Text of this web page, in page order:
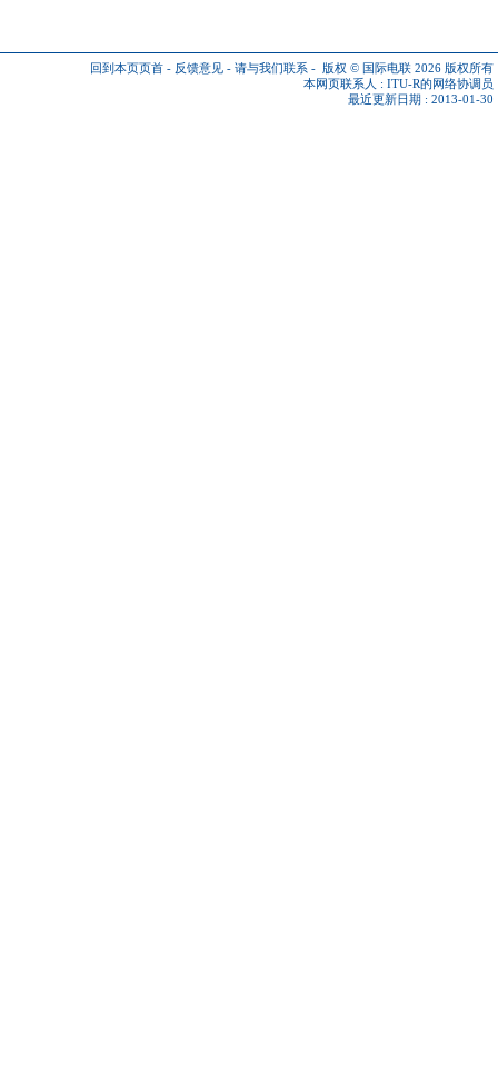
回到本页页首 - 反馈意见 - 请与我们联系 - 版权 © 国际电联 2026 版权所有
本网页联系人 : ITU-R的网络协调员
最近更新日期 : 2013-01-30